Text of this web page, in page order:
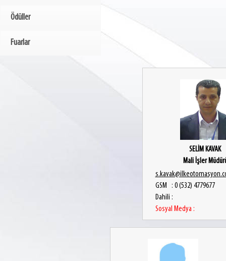
Ödüller
Fuarlar
SELİM KAVAK
Mali İşler
GSM : 0 (532) 4779677
Dahili :
Sosyal Medya :